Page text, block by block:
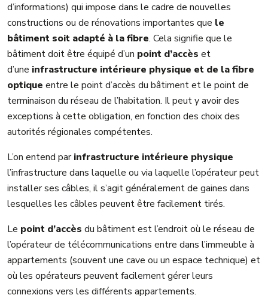
d’informations) qui impose dans le cadre de nouvelles
constructions ou de rénovations importantes que le
bâtiment soit adapté à la fibre. Cela signifie que le
bâtiment doit être équipé d’un point d’accès et
d’une infrastructure intérieure physique et de la fibre
optique entre le point d’accès du bâtiment et le point de
terminaison du réseau de l’habitation. Il peut y avoir des
exceptions à cette obligation, en fonction des choix des
autorités régionales compétentes.
L’on entend parinfrastructure intérieure physique
l’infrastructure dans laquelle ou via laquelle l’opérateur peut
installer ses câbles, il s’agit généralement de gaines dans
lesquelles les câbles peuvent être facilement tirés.
Le point d’accès du bâtiment est l’endroit où le réseau de
l’opérateur de télécommunications entre dans l’immeuble à
appartements (souvent une cave ou un espace technique) et
où les opérateurs peuvent facilement gérer leurs
connexions vers les différents appartements.